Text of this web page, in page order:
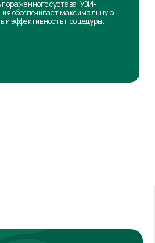
пораженного сустава. УЗИ-
обеспечивает максимальную
и эффективность процедуры.